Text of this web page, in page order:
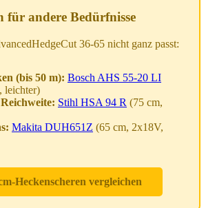
für andere Bedürfnisse
36-65 nicht ganz passt:
(bis 50 m): Bosch AHS 55-20 LI
leichter)
Stihl HSA 94 R (75 cm,
Makita DUH651Z (65 cm, 2x18V,
Heckenscheren vergleichen